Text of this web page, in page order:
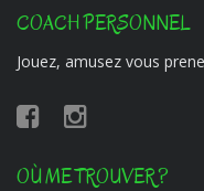
COACH PERSONNEL
Jouez, amusez vous
OÙ ME TROUVER ?